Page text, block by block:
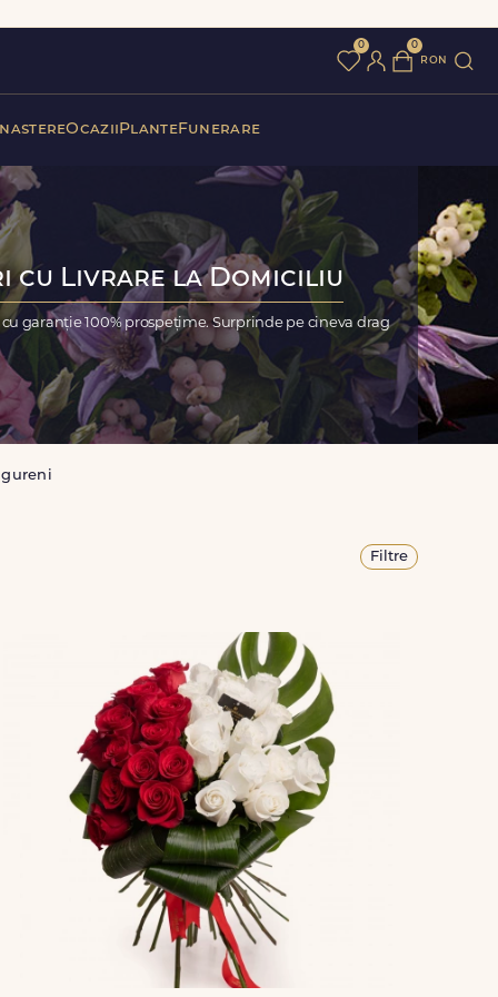
0 0
ron
Ocazii PlanteFunerare
cu Livrare la Domiciliu
garanție 100% prospețime. Surprinde pe cineva drag
Filtre